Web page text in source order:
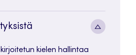
kielen hallintaa